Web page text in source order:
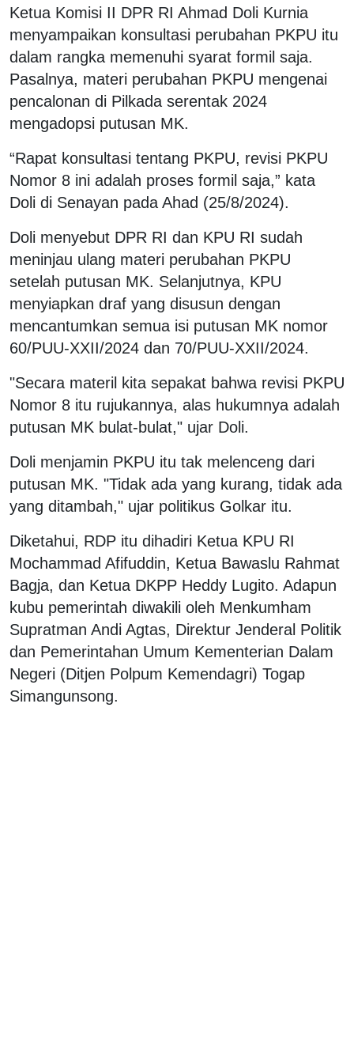
Ketua Komisi II DPR RI Ahmad Doli Kurnia
menyampaikan konsultasi perubahan PKPU itu
dalam rangka memenuhi syarat formil saja.
Pasalnya, materi perubahan PKPU mengenai
pencalonan di Pilkada serentak 2024
mengadopsi putusan MK.
“Rapat konsultasi tentang PKPU, revisi PKPU
Nomor 8 ini adalah proses formil saja,” kata
Doli di Senayan pada Ahad (25/8/2024).
Doli menyebut DPR RI dan KPU RI sudah
meninjau ulang materi perubahan PKPU
setelah putusan MK. Selanjutnya, KPU
menyiapkan draf yang disusun dengan
mencantumkan semua isi putusan MK nomor
60/PUU-XXII/2024 dan 70/PUU-XXII/2024.
"Secara materil kita sepakat bahwa revisi PKPU
Nomor 8 itu rujukannya, alas hukumnya adalah
putusan MK bulat-bulat," ujar Doli.
Doli menjamin PKPU itu tak melenceng dari
putusan MK. "Tidak ada yang kurang, tidak ada
yang ditambah," ujar politikus Golkar itu.
Diketahui, RDP itu dihadiri Ketua KPU RI
Mochammad Afifuddin, Ketua Bawaslu Rahmat
Bagja, dan Ketua DKPP Heddy Lugito. Adapun
kubu pemerintah diwakili oleh Menkumham
Supratman Andi Agtas, Direktur Jenderal Politik
dan Pemerintahan Umum Kementerian Dalam
Negeri (Ditjen Polpum Kemendagri) Togap
Simangunsong.